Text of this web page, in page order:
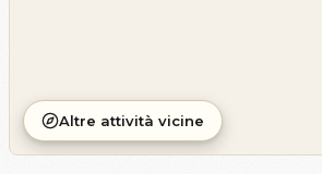
Altre attività vicine